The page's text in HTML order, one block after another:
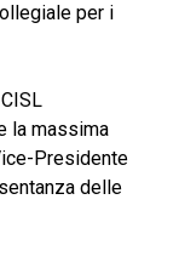
per i
la massima
Presidente
delle